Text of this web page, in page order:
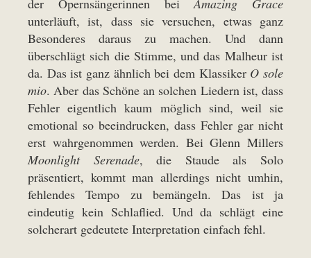
der Opernsängerinnen beiAmazing Grace
unterläuft, ist, dass sie versuchen, etwas ganz
Besonderes daraus zu machen. Und dann
überschlägt sich die Stimme, und das Malheur ist
da. Das ist ganz ähnlich bei dem Klassiker O sole
mio. Aber das Schöne an solchen Liedern ist, dass
Fehler eigentlich kaum möglich sind, weil sie
emotional so beeindrucken, dass Fehler gar nicht
erst wahrgenommen werden. Bei Glenn Millers
Moonlight Serenade, die Staude als Solo
präsentiert, kommt man allerdings nicht umhin,
fehlendes Tempo zu bemängeln. Das ist ja
eindeutig kein Schlaflied. Und da schlägt eine
solcherart gedeutete Interpretation einfach fehl.